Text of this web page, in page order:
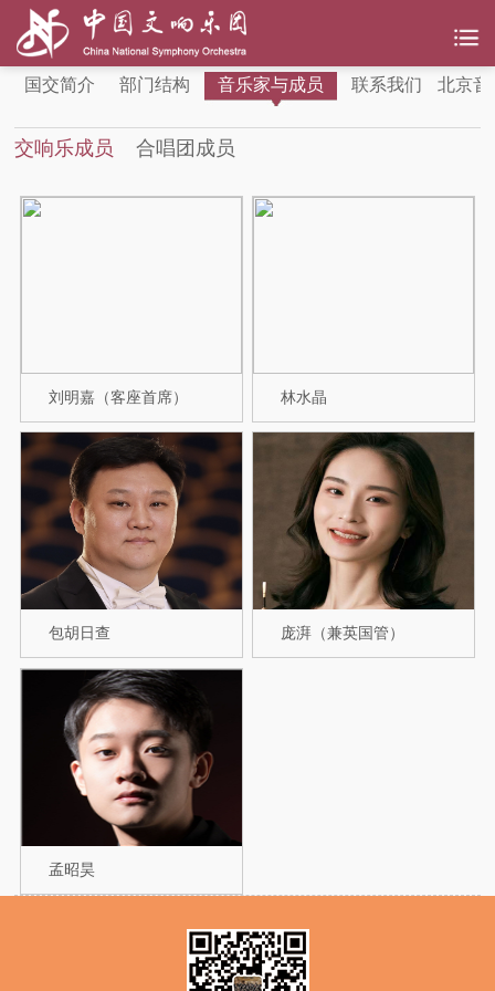
国交简介 部门结构 音乐家与成员 联系我们 北京音
交响乐成员 合唱团成员
刘明嘉（客座首席） 林水晶
包胡日查 庞湃（兼英国管）
孟昭昊